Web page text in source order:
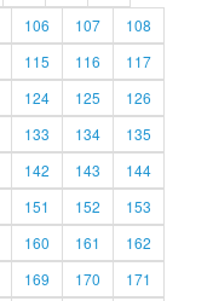
106 107
108
115 116
117
124 125
126
133 134
135
142 143
144
151 152
153
160 161
162
169 170
171